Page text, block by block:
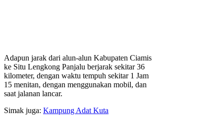
Adapun jarak dari alun-alun Kabupaten Ciamis
ke Situ Lengkong Panjalu berjarak sekitar 36
kilometer, dengan waktu tempuh sekitar 1 Jam
15 menitan, dengan menggunakan mobil, dan
saat jalanan lancar.
Simak juga: Kampung Adat Kuta